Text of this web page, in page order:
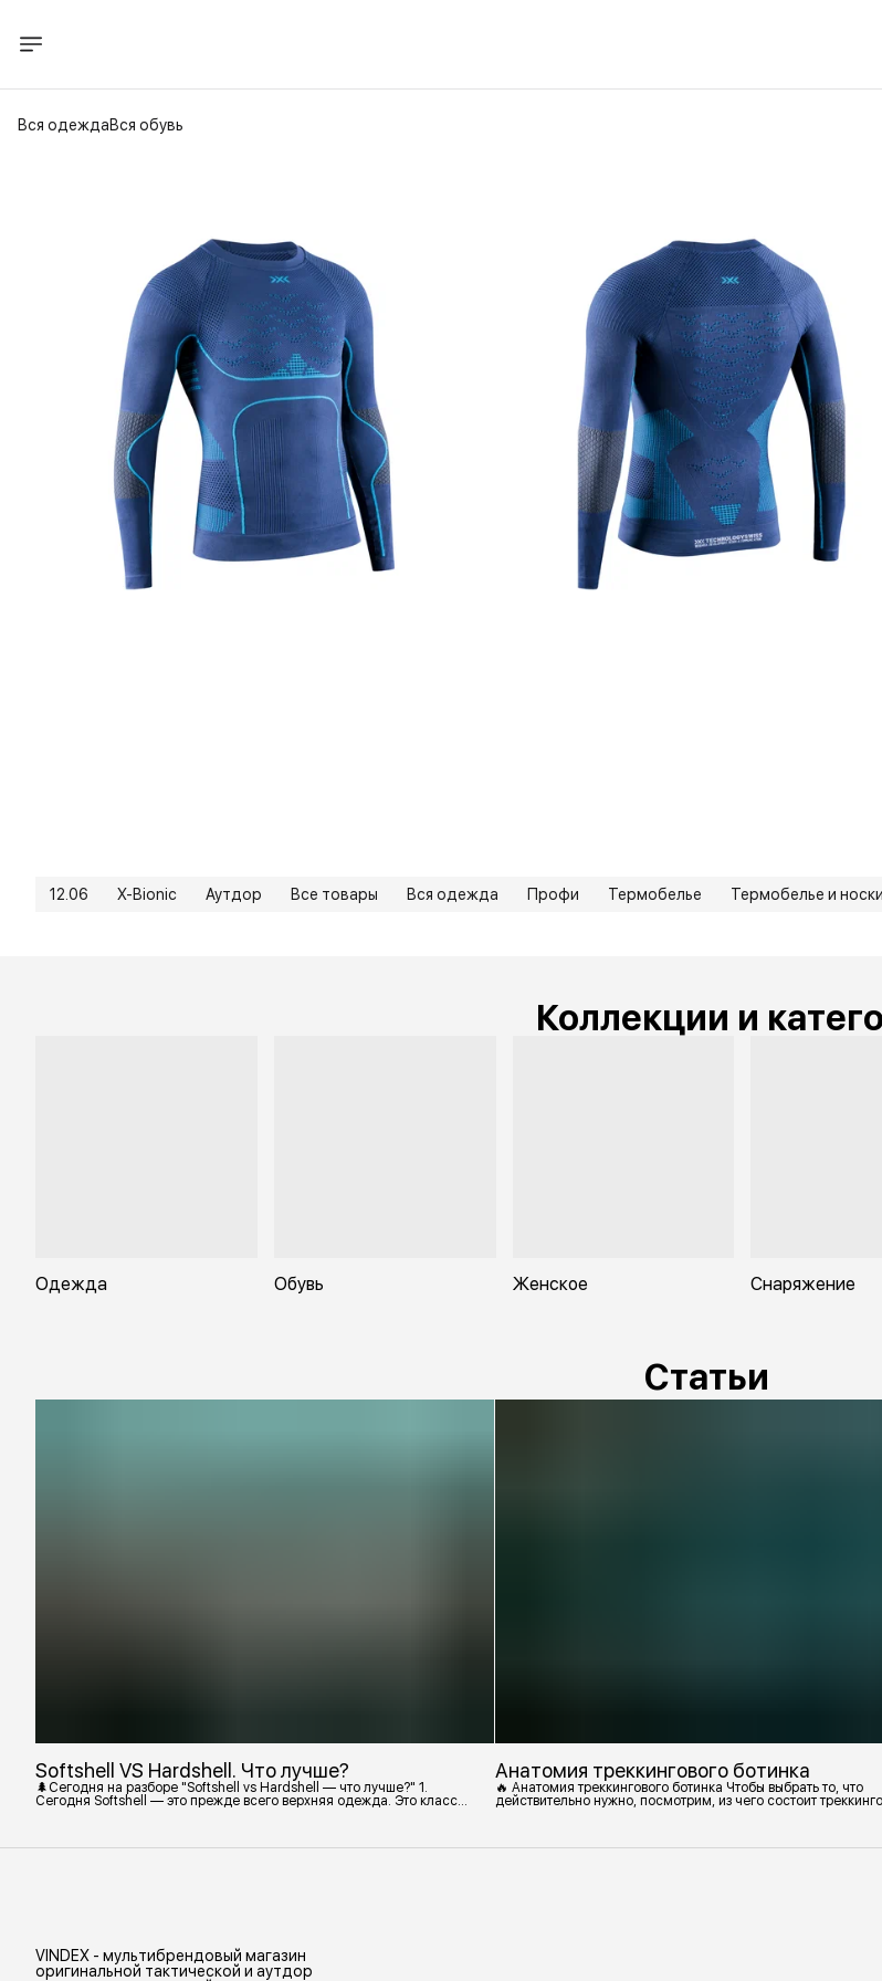
Вся одеждаВся обувь
12.06 X-Bionic Аутдор Все товары Вся одежда Профи Термобелье Термобелье и носки
Коллекции и
Одежда Обувь Женское Снаряжение
Статьи
Softshell VS Hardshell. Что лучше?
🌲Сегодня на разборе "Softshell vs Hardshell — что лучше?" 1.
Сегодня Softshell — это прежде всего верхняя одежда. Это класс
Анатомия треккингового ботинка
🔥 Анатомия треккингового ботинка Чтобы выбрать то, что
действительно нужно, посмотрим, из чего состоит
VINDEX - мультибрендовый магазин
оригинальной тактической и аутдор